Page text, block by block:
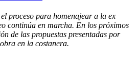
proceso para homenajear a la ex
continúa en marcha. En los próximos
de las propuestas presentadas por
en la costanera.